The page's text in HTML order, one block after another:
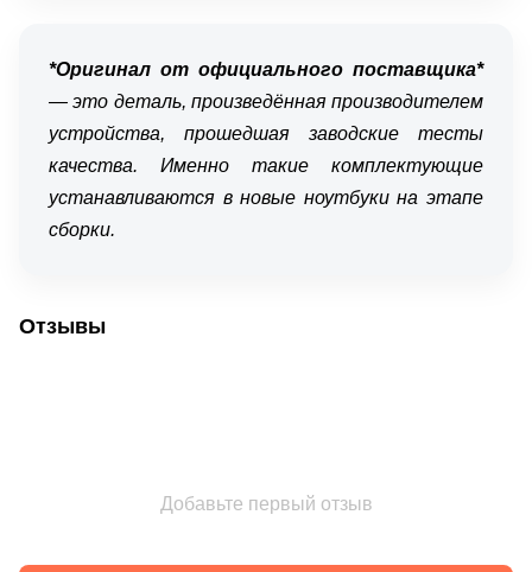
*Оригинал от официального поставщика*
— это деталь, произведённая производителем
устройства, прошедшая заводские тесты
качества. Именно такие комплектующие
устанавливаются в новые ноутбуки на этапе
сборки.
Отзывы
Добавьте первый отзыв